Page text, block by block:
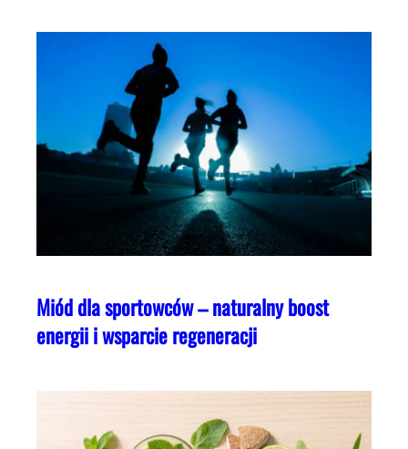
Miód dla sportowców – naturalny boost
energii i wsparcie regeneracji